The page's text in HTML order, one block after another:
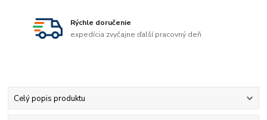
Rýchle doručenie
expedícia zvyčajne ďalší pracovný deň
Celý popis produktu